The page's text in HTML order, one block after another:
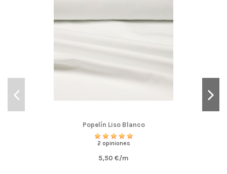
Popelín Liso Blanco
2 opiniones
5,50 €/m